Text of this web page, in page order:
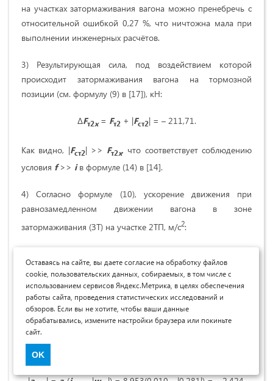
на участках затормаживания вагона можно пренебречь с
относительной ошибкой 0,27 %, что ничтожна мала при
выполнении инженерных расчётов.
3) Результирующая сила, под воздействием которой
происходит затормаживания вагона на тормозной
позиции (см. формулу (9) в [17]), кН:
∆Fт2x= Fт2+ |Fст2| = – 211,71.
Как видно, |Fст2| >> Fт2x, что соответствует соблюдению
условия f >> iв формуле (14) в [14].
4) Согласно формуле (10), ускорение движения при
равнозамедленном движении вагона в зоне
затормаживания (ЗТ) на участке 2ТП, м/с2:
т2 | = – т2 т2x пр0 = |211,71|
∙103/(8,869∙10 4) = – 2,387.
5) Ускорение движения вагона, подсчитанная по формуле
(16) без учета проекции силы попутного ветра малой
величины
(18), м/с
Оставаясь на сайте, вы даете согласие на обработку файлов
cookie, пользовательских данных, собираемых, в том числе с
использованием сервисов Яндекс.Метрика, в целях обеспечения
работы сайта, проведения статистических исследований и
обзоров. Если вы не хотите, чтобы ваши данные
обрабатывались, измените настройки браузера или покиньте
сайт.
OK